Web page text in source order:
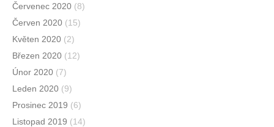
Červenec 2020 (8)
Červen 2020 (15)
Květen 2020 (2)
Březen 2020 (12)
Únor 2020 (7)
Leden 2020 (9)
Prosinec 2019 (6)
Listopad 2019 (14)